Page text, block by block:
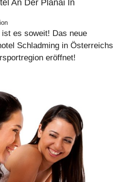
An Der Planai In
es soweit! Das neue
Schladming in Österreichs
eröffnet!